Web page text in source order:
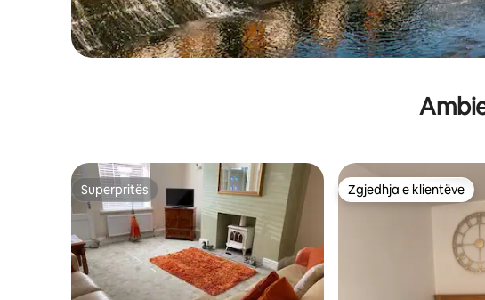
Superpritës
Superpritës Zgjedhja e klientëve
Zgjedhja e klientëve